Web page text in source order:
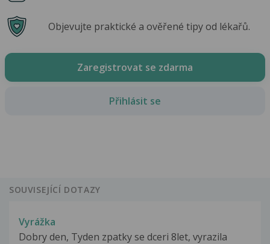
Objevujte praktické a ověřené tipy od lékařů.
Zaregistrovat se zdarma
Přihlásit se
SOUVISEJÍCÍ DOTAZY
Vyrážka
Dobry den, Tyden zpatky se dceri 8let, vyrazila